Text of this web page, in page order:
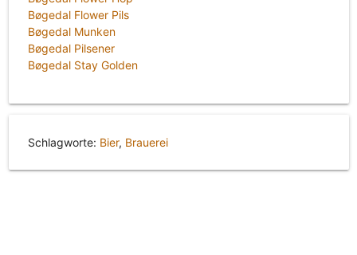
Bøgedal Flower Pils
Bøgedal Munken
Bøgedal Pilsener
Bøgedal Stay Golden
Schlagworte: Bier, Brauerei